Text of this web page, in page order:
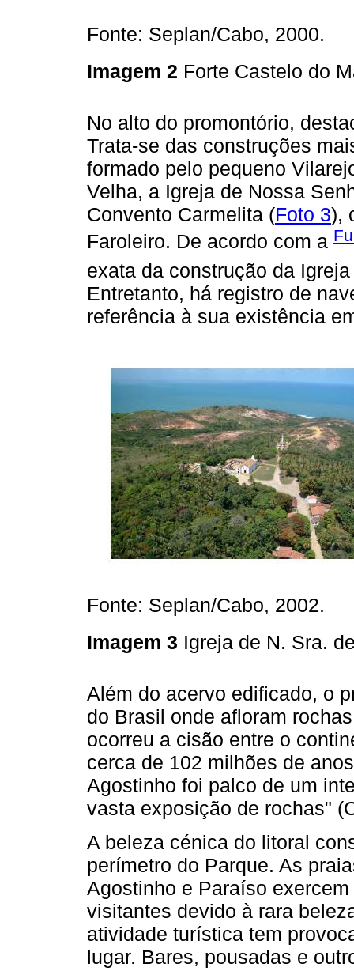
Fonte: Seplan/Cabo, 2000.
Imagem 2 Forte Castelo do
No alto do promontório,
Trata-se das construções
formado pelo pequeno
Velha, a Igreja de Nossa
Convento Carmelita (Foto 3),
Faroleiro. De acordo com a
exata da construção da
Entretanto, há registro de
referência à sua existência
Fonte: Seplan/Cabo, 2002.
Imagem 3 Igreja de N. Sra.
Além do acervo edificado, o
do Brasil onde afloram
ocorreu a cisão entre o
cerca de 102 milhões de
Agostinho foi palco de um
vasta exposição de rochas"
A beleza cénica do litoral
perímetro do Parque. As
Agostinho e Paraíso
visitantes devido à rara
atividade turística tem
lugar. Bares, pousadas e